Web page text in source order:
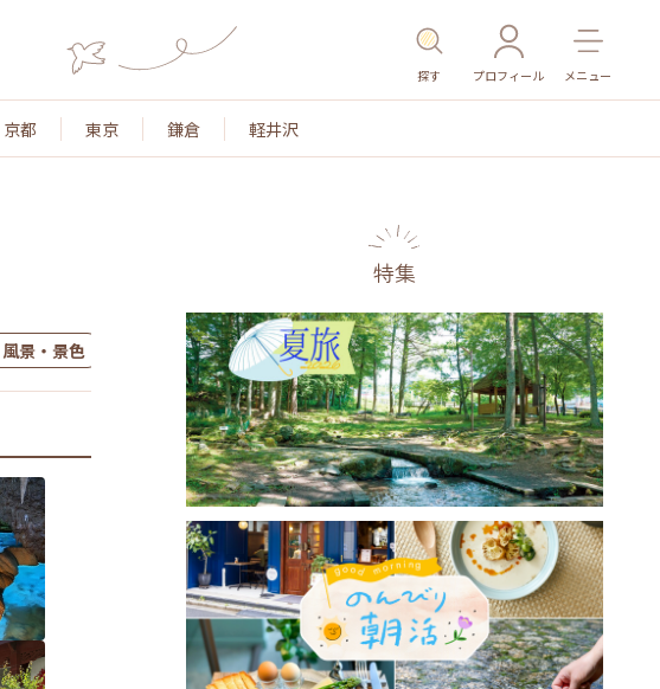
探す プロフィール メニュー
京都 東京 鎌倉 軽井沢
風景・景色 名所・旧跡 温泉・スパ その他施設 ごはん
特集